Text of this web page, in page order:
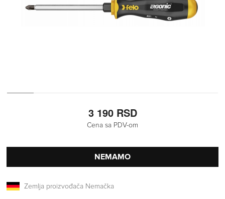
3 190 RSD
Cena sa PDV-om
NEMAMO
Zemlja proizvođača Nemačka